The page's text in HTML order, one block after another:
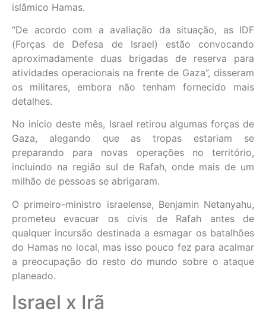
islâmico Hamas.
“De acordo com a avaliação da situação, as IDF
(Forças de Defesa de Israel) estão convocando
aproximadamente duas brigadas de reserva para
atividades operacionais na frente de Gaza”, disseram
os militares, embora não tenham fornecido mais
detalhes.
No início deste mês, Israel retirou algumas forças de
Gaza, alegando que as tropas estariam se
preparando para novas operações no território,
incluindo na região sul de Rafah, onde mais de um
milhão de pessoas se abrigaram.
O primeiro-ministro israelense, Benjamin Netanyahu,
prometeu evacuar os civis de Rafah antes de
qualquer incursão destinada a esmagar os batalhões
do Hamas no local, mas isso pouco fez para acalmar
a preocupação do resto do mundo sobre o ataque
planeado.
Israel x Irã